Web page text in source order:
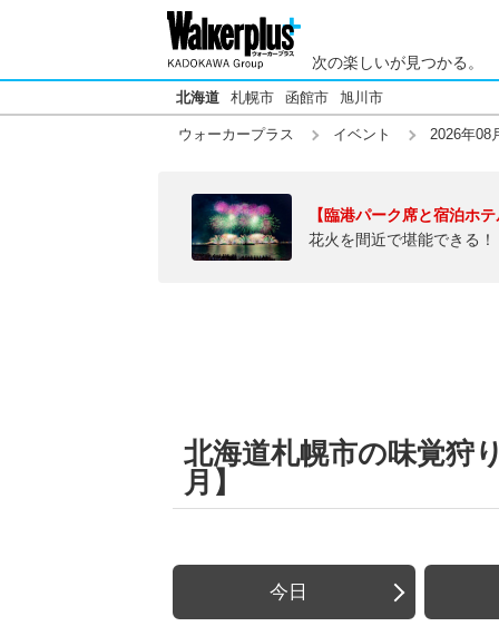
次の楽しいが見つかる。
北海道 札幌市 函館市 旭川市
ウォーカープラス イベント 2026年08
【臨港パーク席と宿泊ホ
花火を間近で堪能できる
北海道札幌市の味覚狩
月】
今日